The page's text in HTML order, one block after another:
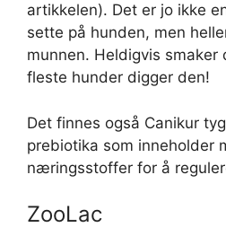
artikkelen). Det er jo ikke
sette på hunden, men
munnen. Heldigvis smaker
fleste hunder digger den!
Det finnes også Canikur
prebiotika som inneholder
næringsstoffer for å
ZooLac